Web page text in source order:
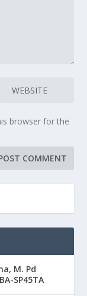
browser for the
M. Pd
SP45TA